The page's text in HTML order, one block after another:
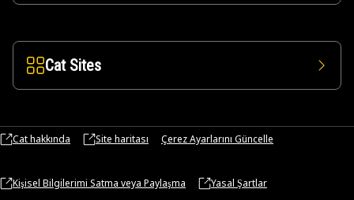
Cat Sites
Cat hakkında Site haritası Çerez Ayarlarını Güncelle
Kişisel Bilgilerimi Satma veya Paylaşma Yasal Şartlar